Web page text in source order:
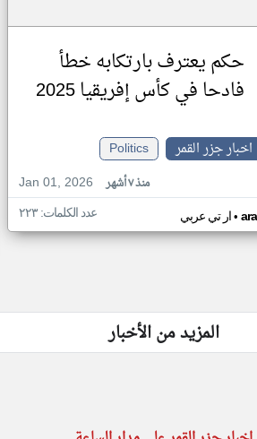
حكم يعترف بارتكابه خطأ
فادحا في كأس إفريقيا 2025
اخبار جزر القمر
Politics
Jan 01, 2026
منذ ٧ أشهر
ار تي عربي• عدد الكلمات: ٢٢٣
المزيد من الأخبار